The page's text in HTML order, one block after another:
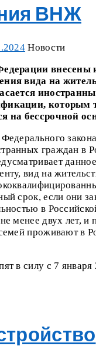
ВНЖ
Categories
Новости
внесены
вида на
которым
на бессрочной
граждан в
вид на
срок, если они
в
менее двух лет, и
проживают в
в силу с 7 января